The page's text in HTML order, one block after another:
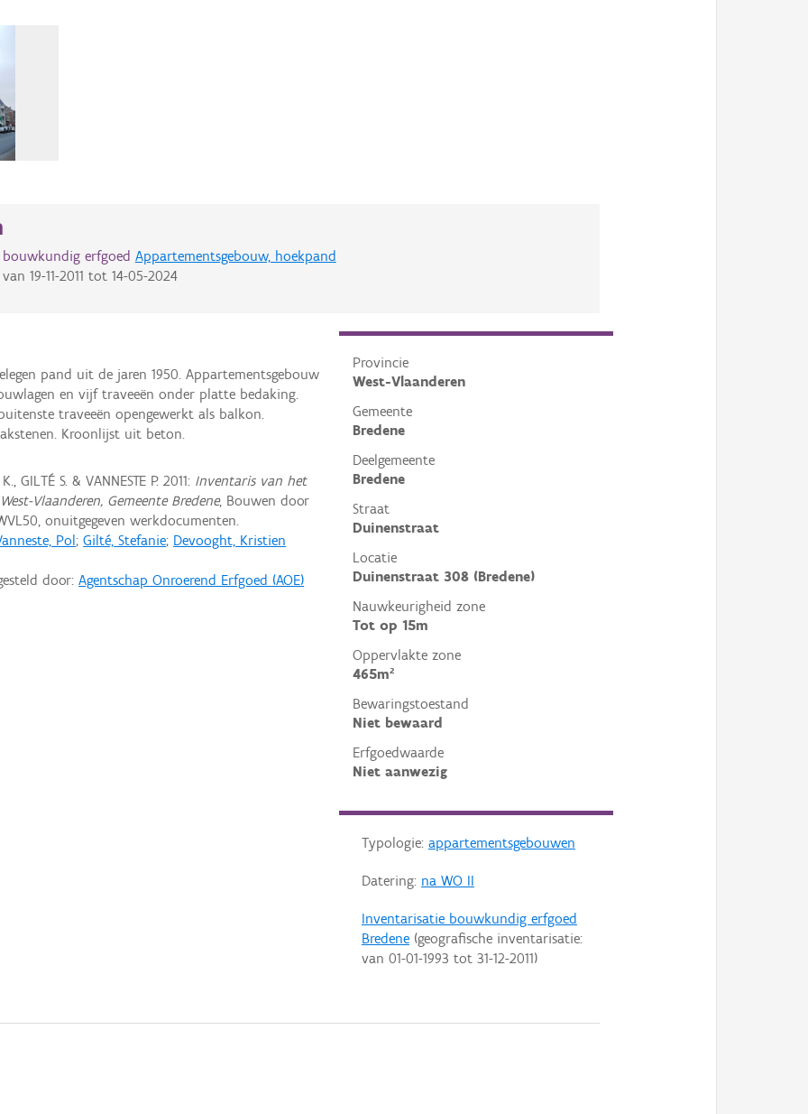
bouwkundig erfgoed Appartementsgebouw, hoekpand
19-11-2011 tot 14-05-2024
Provincie
West-Vlaanderen
Gemeente
Bredene
Deelgemeente
Bredene
Straat
Duinenstraat
Locatie
Duinenstraat 308 (Bredene)
Nauwkeurigheid zone
Tot op 15m
Oppervlakte zone
465m²
Bewaringstoestand
Niet bewaard
Erfgoedwaarde
Niet aanwezig
Typologie: appartementsgebouwen
Datering: na WO II
Inventarisatie bouwkundig erfgoed
Bredene(geografische inventarisatie:
van 01-01-1993 tot 31-12-2011)
pand uit de jaren 1950. Appartementsgebouw
en vijf traveeën onder platte bedaking.
traveeën opengewerkt als balkon.
Kroonlijst uit beton.
GILTÉ S. & VANNESTE P. 2011: Inventaris van het
Vlaanderen, Gemeente Bredene, Bouwen door
onuitgegeven werkdocumenten.
Pol;Gilté, Stefanie; Devooght, Kristien
door:Agentschap Onroerend Erfgoed (AOE)